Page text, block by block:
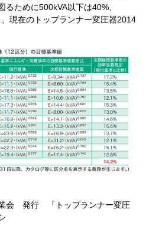
るために500kVA以下は40%
現在のトップランナー変圧器2014
会 発行 「トップランナー変圧